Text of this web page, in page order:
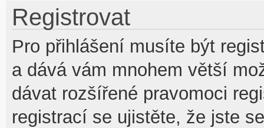
Registrovat
Pro přihlášení musíte být
a dává vám mnohem větší
dávat rozšířené pravomoci
registrací se ujistěte, že jste